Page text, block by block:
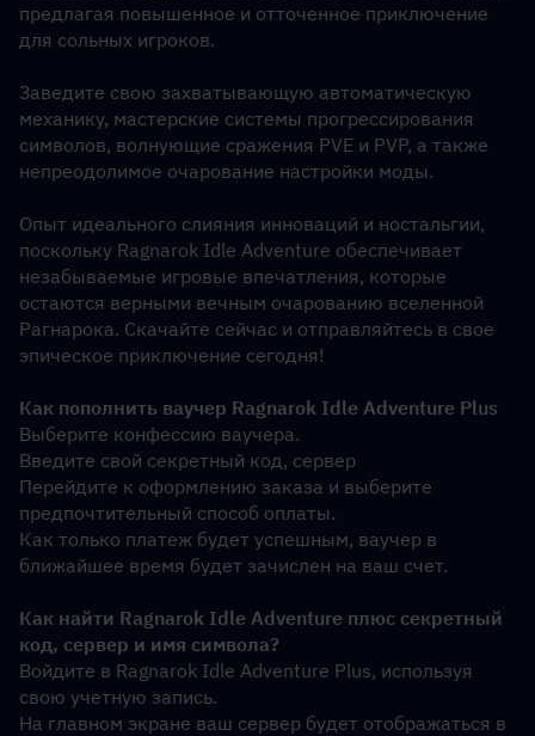
предлагая повышенное и отточенное приключение
для сольных игроков.
Заведите свою захватывающую автоматическую
механику, мастерские системы прогрессирования
символов, волнующие сражения PVE и PVP, а также
непреодолимое очарование настройки моды.
Опыт идеального слияния инноваций и ностальгии,
поскольку Ragnarok Idle Adventure обеспечивает
незабываемые игровые впечатления, которые
остаются верными вечным очарованию вселенной
Рагнарока. Скачайте сейчас и отправляйтесь в свое
эпическое приключение сегодня!
Как пополнить ваучер Ragnarok Idle Adventure Plus
Выберите конфессию ваучера.
Введите свой секретный код, сервер
Перейдите к оформлению заказа и выберите
предпочтительный способ оплаты.
Как только платеж будет успешным, ваучер в
ближайшее время будет зачислен на ваш счет.
Как найти Ragnarok Idle Adventure плюс секретный
код, сервер и имя символа?
Войдите в Ragnarok Idle Adventure Plus, используя
свою учетную запись.
На главном экране ваш сервер будет отображаться в